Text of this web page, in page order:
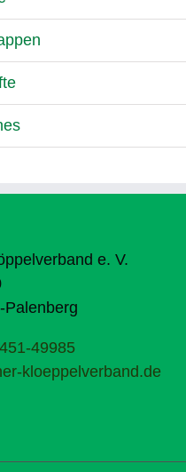
e. V.
Palenberg
49985
kloeppelverband.de